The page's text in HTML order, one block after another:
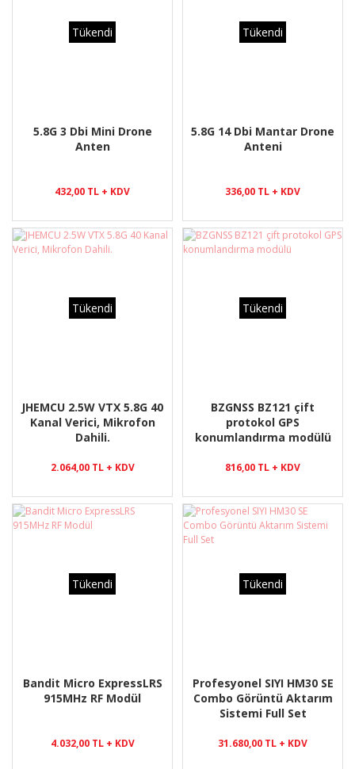
Tükendi
5.8G 3 Dbi Mini Drone
Anten
432,00 TL + KDV
Tükendi
5.8G 14 Dbi Mantar Drone
Anteni
336,00 TL + KDV
Tükendi
JHEMCU 2.5W VTX 5.8G 40
Kanal Verici, Mikrofon
Dahili.
2.064,00 TL + KDV
Tükendi
BZGNSS BZ121 çift
protokol GPS
konumlandırma modülü
816,00 TL + KDV
Tükendi
Bandit Micro ExpressLRS
915MHz RF Modül
4.032,00 TL + KDV
Tükendi
Profesyonel SIYI HM30 SE
Combo Görüntü Aktarım
Sistemi Full Set
31.680,00 TL + KDV